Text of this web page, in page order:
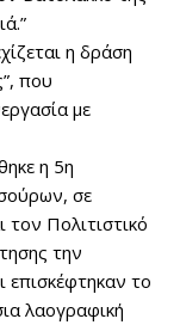
η δράση
που
με
η 5η
σε
Πολιτιστικό
την
επισκέφτηκαν το
λαογραφική